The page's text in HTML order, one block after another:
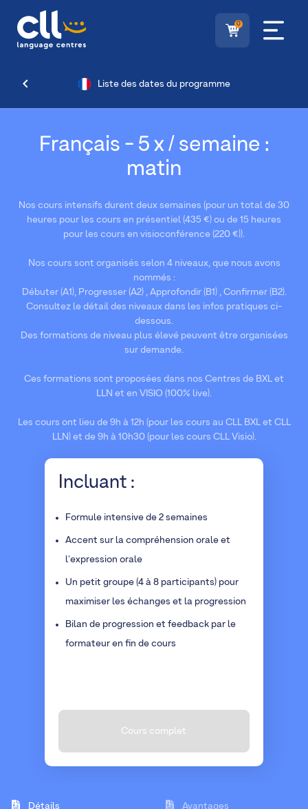
0
Liste des dates du programme
Français - 5 x / semaine :
matin
Nos cours intensifs durent deux semaines (pour un total de 30
heures pour les cours en présentiel (435 €) ou de 15 heures
pour les cours en visioconférence (220 €)).
Nos cours sont organisés selon 4 niveaux, que nous avons
nommés :
Débuter (A1), Progresser (A2) , Approfondir (B1) , Confirmer (B2).
Consultez le détail des niveaux dans les infos pratiques ci-
dessous.
Des formations de niveau plus élevé peuvent être organisées
sur demande.
Ces formations sont proposées dans nos Centres de BXL et
LLN et en VISIO (100% live).
Les cours ont lieu de 9h à 12h (pour les cours au CLL BXL et CLL
LLN) et de 9h à 10h30 (pour les cours CLL Visio).
Incluant :
Formule intensive de 2 semaines
Accent sur la compréhension orale et
l'expression orale
Un petit groupe (4 à 8 participants) pour
maximiser les échanges et la progression
Bilan de progression et feedback par le
formateur en fin de cours
Cours complet
Détails Avantages